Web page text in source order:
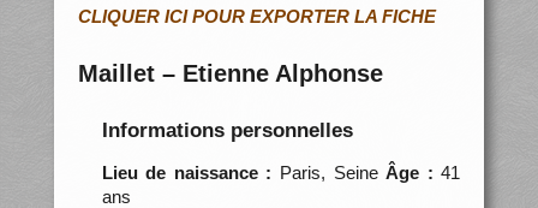
CLIQUER ICI POUR EXPORTER LA FICHE
Maillet – Etienne Alphonse
Informations personnelles
Lieu de naissance : Paris, SeineÂge : 41
ans